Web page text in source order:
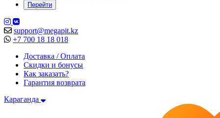
Перейти
support@megapit.kz
+7 700 18 18 018
Доставка / Оплата
Скидки и бонусы
Как заказать?
Гарантия возврата
Караганда